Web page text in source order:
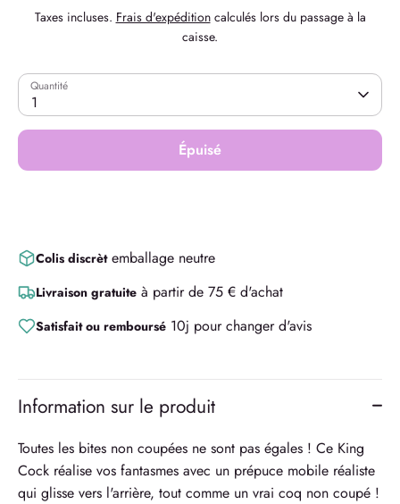
Taxes incluses. Frais d'expéditioncalculés lors du passage à la
caisse.
Quantité
1
Épuisé
Colis discrètemballage neutre
Livraison gratuite à partir de 75 € d'achat
Satisfait ou remboursé 10j pour changer d'avis
Information sur le produit
Toutes les bites non coupées ne sont pas égales ! Ce King
Cock réalise vos fantasmes avec un prépuce mobile réaliste
qui glisse vers l'arrière, tout comme un vrai coq non coupé !